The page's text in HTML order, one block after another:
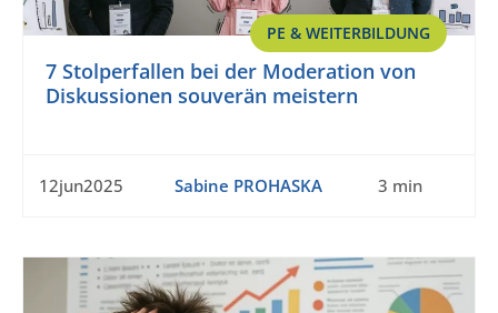
PE & WEITERBILDUNG
7 Stolperfallen bei der Moderation von
Diskussionen souverän meistern
12jun2025 Sabine PROHASKA 3 min